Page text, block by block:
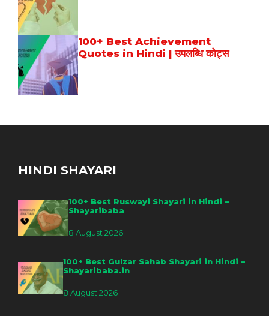
100+ Best Achievement
Quotes in Hindi | उपलब्धि कोट्स
HINDI SHAYARI
100+ Best Ruswayi Shayari in Hindi –
Shayaribaba
8 August 2026
100+ Best Gulzar Sahab Shayari in Hindi –
Shayaribaba.in
8 August 2026